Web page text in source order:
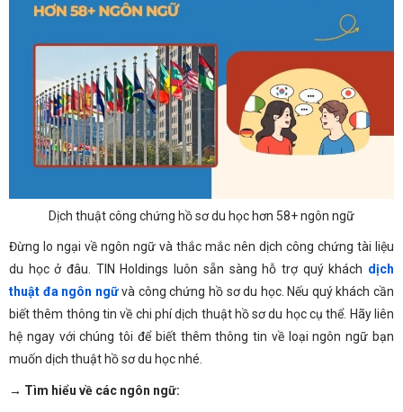
Dịch thuật công chứng hồ sơ du học hơn 58+ ngôn ngữ
Đừng lo ngại về ngôn ngữ và thắc mắc nên dịch công chứng tài liệu
du học ở đâu. TIN Holdings luôn sẵn sàng hỗ trợ quý khách dịch
thuật đa ngôn ngữvà công chứng hồ sơ du học. Nếu quý khách cần
biết thêm thông tin về chi phí dịch thuật hồ sơ du học cụ thể. Hãy liên
hệ ngay với chúng tôi để biết thêm thông tin về loại ngôn ngữ bạn
muốn dịch thuật hồ sơ du học nhé.
→ Tìm hiểu về các ngôn ngữ: